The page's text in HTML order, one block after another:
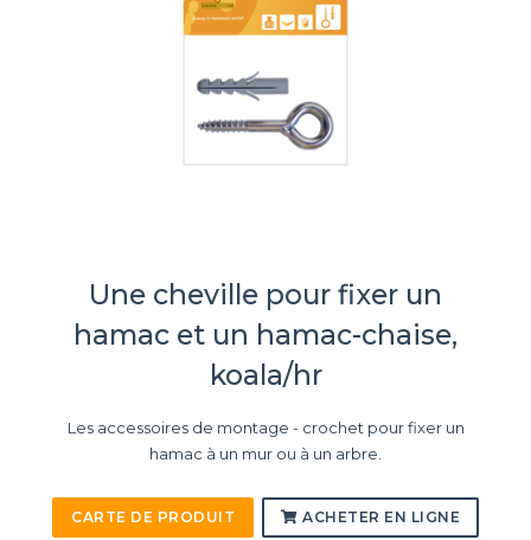
Une cheville pour fixer un
hamac et un hamac-chaise,
koala/hr
Les accessoires de montage - crochet pour fixer un
hamac à un mur ou à un arbre.
CARTE DE PRODUIT ACHETER EN LIGNE